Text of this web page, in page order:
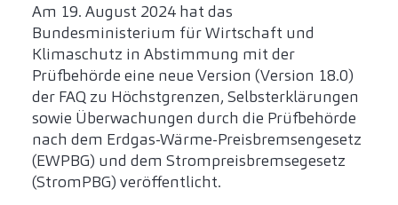
Am 19. August 2024 hat das
Bundesministerium für Wirtschaft und
Klimaschutz in Abstimmung mit der
Prüfbehörde eine neue Version (Version 18.0)
der FAQ zu Höchstgrenzen, Selbsterklärungen
sowie Überwachungen durch die Prüfbehörde
nach dem Erdgas-Wärme-Preisbremsengesetz
(EWPBG) und dem Strompreisbremsegesetz
(StromPBG) veröffentlicht.